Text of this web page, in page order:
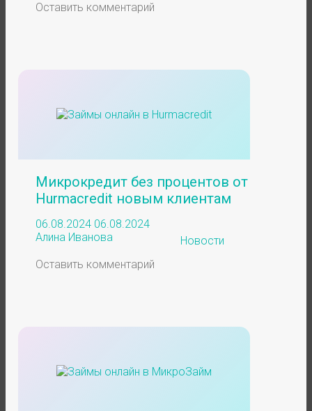
Оставить комментарий
Микрокредит без процентов от
Hurmacredit новым клиентам
06.08.2024 06.08.2024
Алина Иванова
Новости
Оставить комментарий